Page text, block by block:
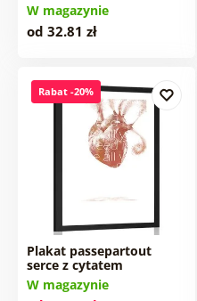
W magazynie
od 32.81 zł
Rabat -20%
Plakat passepartout
serce z cytatem
W magazynie